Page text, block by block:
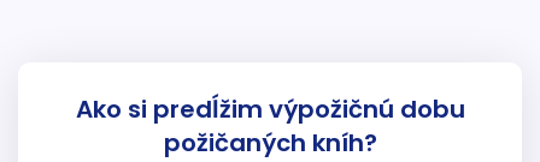
Ako si predĺžim výpožičnú dobu
požičaných kníh?